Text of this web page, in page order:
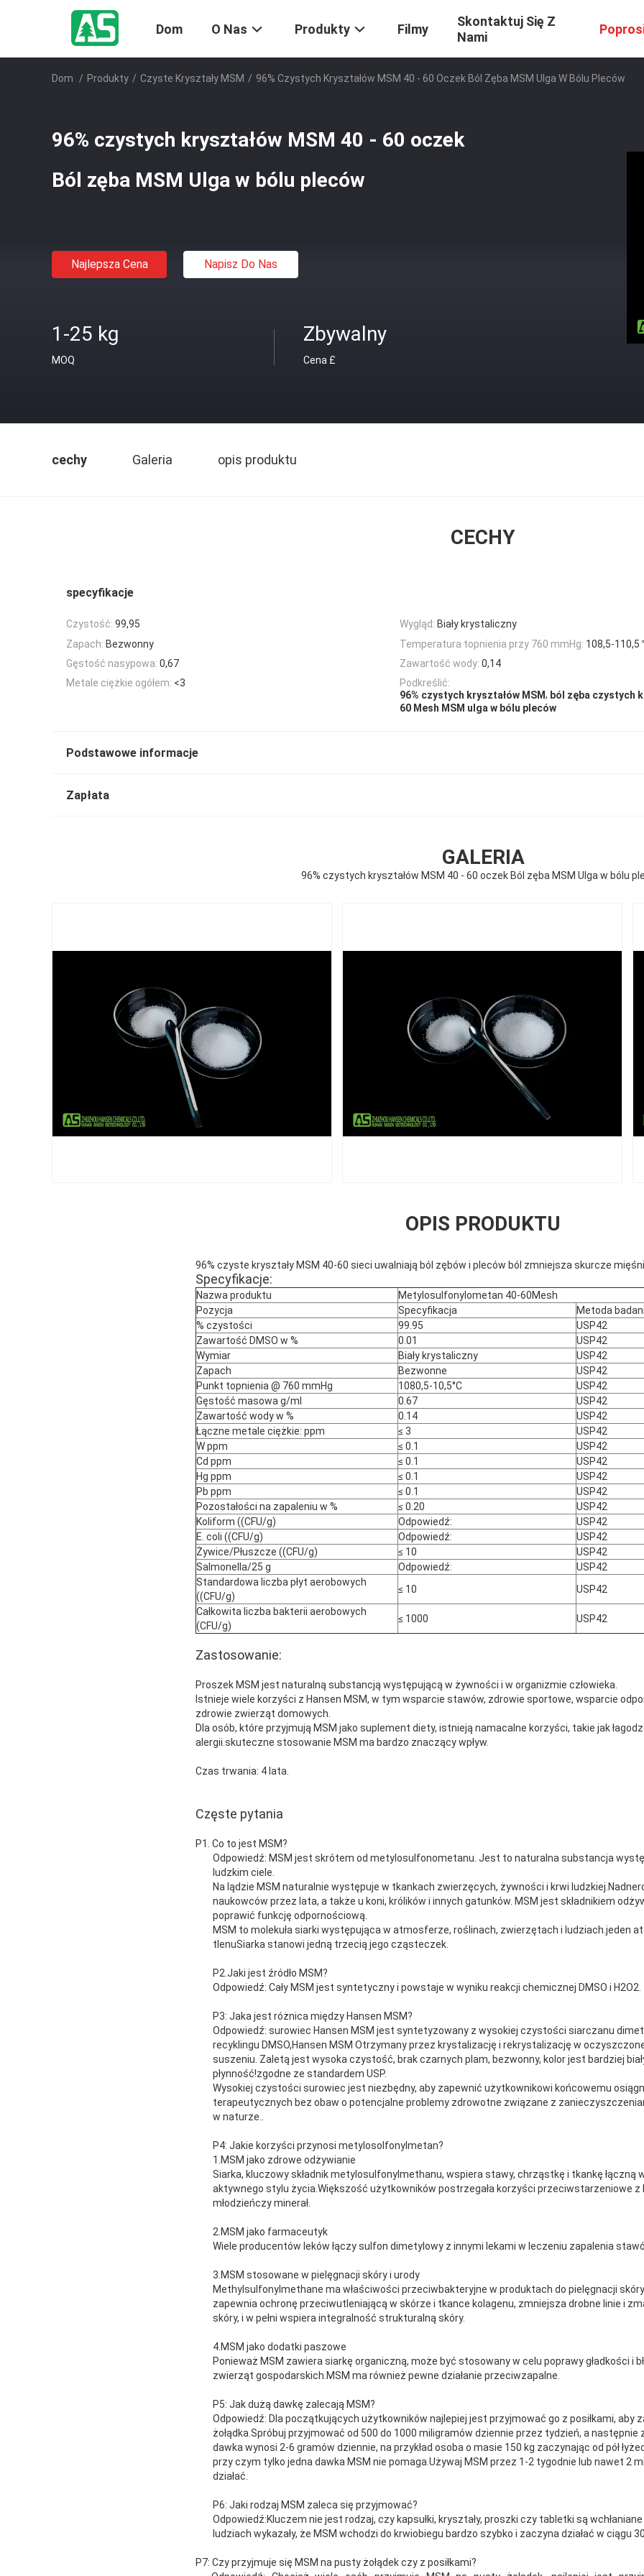
Dom O Nas Produkty Filmy
Skontaktuj Się Z
Nami
Dom / Produkty / Czyste Kryształy MSM / 96% Czystych Kryształów MSM 40 - 60 Oczek Ból Zęba MSM Ulga W Bólu Pleców
96% czystych kryształów MSM 40 - 60 oczek
Ból zęba MSM Ulga w bólu pleców
Najlepsza Cena Napisz Do Nas
1-25 kg
MOQ
Zbywalny
Cena £
cechy Galeria opis produktu
CECHY
specyfikacje
Czystość: 99,95 Wygląd: Biały krystaliczny
Zapach: Bezwonny Temperatura topnienia przy 760 mmHg: 108,5-110,5
Gęstość nasypowa: 0,67 Zawartość wody: 0,14
Metale ciężkie ogółem: <3
Podkreślić:
96% czystych kryształów MSM, ból zęba czystych
60 Mesh MSM ulga w bólu pleców
Podstawowe informacje
Zapłata
GALERIA
96% czystych kryształów MSM 40 - 60 oczek Ból zęba MSM Ulga w bólu
OPIS PRODUKTU
96% czyste kryształy MSM 40-60 sieci uwalniają ból zębów i pleców ból zmniejsza skurcze mięśni
Specyfikacje:
Nazwa produktu
Metylosulfonylometan 40-60Mesh
Pozycja
Specyfikacja
Metoda
% czystości
99.95
USP42
Zawartość DMSO w %
0.01
USP42
Wymiar
Biały krystaliczny
USP42
Zapach
Bezwonne
USP42
Punkt topnienia @ 760 mmHg
1080,5-10,5°C
USP42
Gęstość masowa g/ml
0.67
USP42
Zawartość wody w %
0.14
USP42
Łączne metale ciężkie: ppm
≤ 3
USP42
W ppm
≤ 0.1
USP42
Cd ppm
≤ 0.1
USP42
Hg ppm
≤ 0.1
USP42
Pb ppm
≤ 0.1
USP42
Pozostałości na zapaleniu w %
≤ 0.20
USP42
Koliform ((CFU/g)
Odpowiedź:
USP42
E. coli ((CFU/g)
Odpowiedź:
USP42
Żywice/Płuszcze ((CFU/g)
≤ 10
USP42
Salmonella/25 g
Odpowiedź:
USP42
Standardowa liczba płyt aerobowych
((CFU/g)
≤ 10
USP42
Całkowita liczba bakterii aerobowych
(CFU/g)
≤ 1000 USP42
Zastosowanie:
Proszek MSM jest naturalną substancją występującą w żywności i w organizmie człowieka.
Istnieje wiele korzyści z Hansen MSM, w tym wsparcie stawów, zdrowie sportowe, wsparcie
zdrowie zwierząt domowych.
Dla osób, które przyjmują MSM jako suplement diety, istnieją namacalne korzyści, takie jak
alergii.skuteczne stosowanie MSM ma bardzo znaczący wpływ.
Czas trwania: 4 lata.
Częste pytania
P1. Co to jest MSM?
Odpowiedź: MSM jest skrótem od metylosulfonometanu. Jest to naturalna substancja
ludzkim ciele.
Na lądzie MSM naturalnie występuje w tkankach zwierzęcych, żywności i krwi
naukowców przez lata, a także u koni, królików i innych gatunków. MSM jest składnikiem
poprawić funkcję odpornościową.
MSM to molekuła siarki występująca w atmosferze, roślinach, zwierzętach i ludziach.jeden
tlenuSiarka stanowi jedną trzecią jego cząsteczek.
P2.Jaki jest źródło MSM?
Odpowiedź: Cały MSM jest syntetyczny i powstaje w wyniku reakcji chemicznej DMSO i H2O2.
P3: Jaka jest różnica między Hansen MSM?
Odpowiedź: surowiec Hansen MSM jest syntetyzowany z wysokiej czystości siarczanu
recyklingu DMSO,Hansen MSM Otrzymany przez krystalizację i rekrystalizację w
suszeniu. Zaletą jest wysoka czystość, brak czarnych plam, bezwonny, kolor jest bardziej
płynność!zgodne ze standardem USP.
Wysokiej czystości surowiec jest niezbędny, aby zapewnić użytkownikowi końcowemu
terapeutycznych bez obaw o potencjalne problemy zdrowotne związane z
w naturze..
P4: Jakie korzyści przynosi metylosolfonylmetan?
1.MSM jako zdrowe odżywianie
Siarka, kluczowy składnik metylosulfonylmethanu, wspiera stawy, chrząstkę i tkankę łączną
aktywnego stylu życia.Większość użytkowników postrzegała korzyści przeciwstarzeniowe z
młodzieńczy minerał.
2.MSM jako farmaceutyk
Wiele producentów leków łączy sulfon dimetylowy z innymi lekami w leczeniu zapalenia
3.MSM stosowane w pielęgnacji skóry i urody
Methylsulfonylmethane ma właściwości przeciwbakteryjne w produktach do pielęgnacji
zapewnia ochronę przeciwutleniającą w skórze i tkance kolagenu, zmniejsza drobne linie i
skóry, i w pełni wspiera integralność strukturalną skóry.
4.MSM jako dodatki paszowe
Ponieważ MSM zawiera siarkę organiczną, może być stosowany w celu poprawy gładkości i
zwierząt gospodarskich.MSM ma również pewne działanie przeciwzapalne.
P5: Jak dużą dawkę zalecają MSM?
Odpowiedź: Dla początkujących użytkowników najlepiej jest przyjmować go z posiłkami, aby
żołądka.Spróbuj przyjmować od 500 do 1000 miligramów dziennie przez tydzień, a
dawka wynosi 2-6 gramów dziennie, na przykład osoba o masie 150 kg zaczynając od pół
przy czym tylko jedna dawka MSM nie pomaga.Używaj MSM przez 1-2 tygodnie lub nawet 2
działać.
P6: Jaki rodzaj MSM zaleca się przyjmować?
Odpowiedź:Kluczem nie jest rodzaj, czy kapsułki, kryształy, proszki czy tabletki są
ludziach wykazały, że MSM wchodzi do krwiobiegu bardzo szybko i zaczyna działać w ciągu
P7: Czy przyjmuje się MSM na pusty żołądek czy z posiłkami?